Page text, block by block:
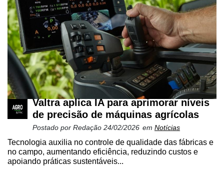
Cadastre-
Minha
conta
Valtra aplica IA para aprimorar níveis
de precisão de máquinas agrícolas
Postado por Redação 24/02/2026 em Notícias
Tecnologia auxilia no controle de qualidade das fábricas e
no campo, aumentando eficiência, reduzindo custos e
apoiando práticas sustentáveis...